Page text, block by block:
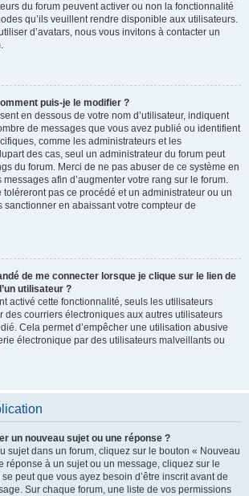
du forum peuvent activer ou non la fonctionnalité
qu’ils veuillent rendre disponible aux utilisateurs.
d’avatars, nous vous invitons à contacter un
puis-je le modifier ?
en dessous de votre nom d’utilisateur, indiquent
de messages que vous avez publié ou identifient
comme les administrateurs et les
des cas, seul un administrateur du forum peut
du forum. Merci de ne pas abuser de ce système en
afin d’augmenter votre rang sur le forum.
toléreront pas ce procédé et un administrateur ou un
sanctionner en abaissant votre compteur de
de me connecter lorsque je clique sur le lien de
utilisateur ?
activé cette fonctionnalité, seuls les utilisateurs
des courriers électroniques aux autres utilisateurs
Cela permet d’empêcher une utilisation abusive
électronique par des utilisateurs malveillants ou
un nouveau sujet ou une réponse ?
sujet dans un forum, cliquez sur le bouton « Nouveau
réponse à un sujet ou un message, cliquez sur le
peut que vous ayez besoin d’être inscrit avant de
Sur chaque forum, une liste de vos permissions